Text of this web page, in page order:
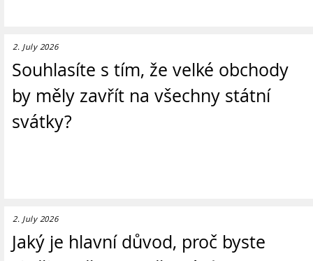
2. July 2026
Souhlasíte s tím, že velké obchody
by měly zavřít na všechny státní
svátky?
2. July 2026
Jaký je hlavní důvod, proč byste